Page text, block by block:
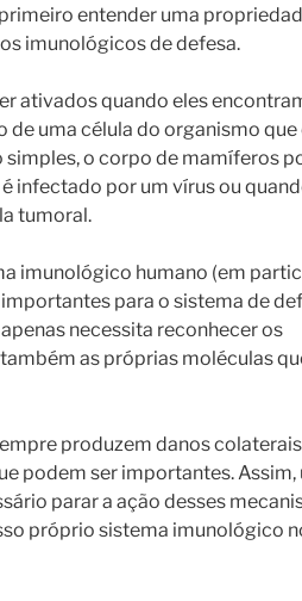
entender uma
imunológicos de defesa.
ativados quando eles
de uma célula do organismo que
simples, o corpo de mamíferos
infectado por um vírus ou
tumoral.
imunológico humano (em
para o sistema de
necessita reconhecer os
as próprias moléculas
produzem danos
podem ser importantes. Assim,
parar a ação desses
próprio sistema imunológico